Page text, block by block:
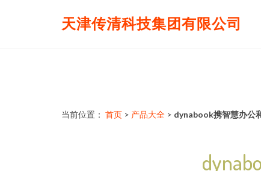
天津传清科技集团有限公司
当前位置： 首页 > 产品大全 > dynabook携智慧办公